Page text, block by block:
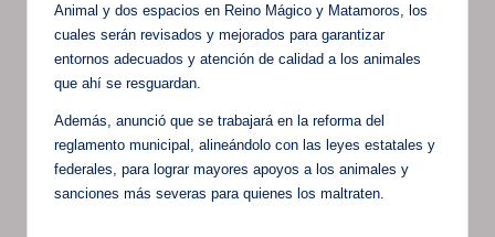
Animal y dos espacios en Reino Mágico y Matamoros, los
cuales serán revisados y mejorados para garantizar
entornos adecuados y atención de calidad a los animales
que ahí se resguardan.
Además, anunció que se trabajará en la reforma del
reglamento municipal, alineándolo con las leyes estatales y
federales, para lograr mayores apoyos a los animales y
sanciones más severas para quienes los maltraten.